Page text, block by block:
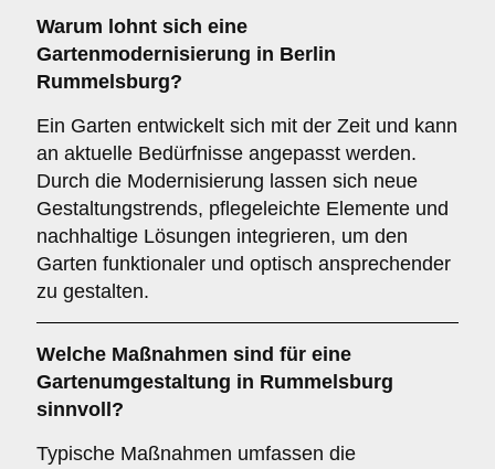
Warum lohnt sich eine
Gartenmodernisierung in Berlin
Rummelsburg?
Ein Garten entwickelt sich mit der Zeit und kann
an aktuelle Bedürfnisse angepasst werden.
Durch die Modernisierung lassen sich neue
Gestaltungstrends, pflegeleichte Elemente und
nachhaltige Lösungen integrieren, um den
Garten funktionaler und optisch ansprechender
zu gestalten.
Welche Maßnahmen sind für eine
Gartenumgestaltung in Rummelsburg
sinnvoll?
Typische Maßnahmen umfassen die